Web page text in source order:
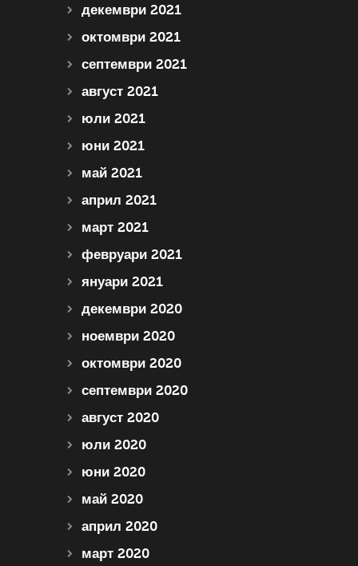
декември 2021
октомври 2021
септември 2021
август 2021
юли 2021
юни 2021
май 2021
април 2021
март 2021
февруари 2021
януари 2021
декември 2020
ноември 2020
октомври 2020
септември 2020
август 2020
юли 2020
юни 2020
май 2020
април 2020
март 2020